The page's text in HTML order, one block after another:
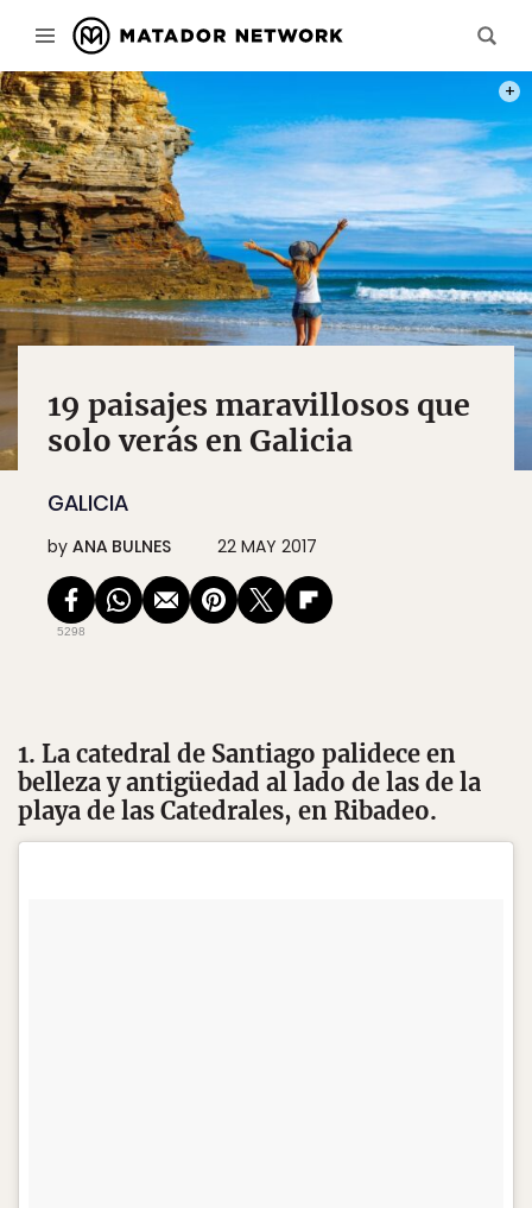
19 paisajes maravillosos que
solo verás en Galicia
GALICIA
by ANA BULNES 22 MAY 2017
5298
1. La catedral de Santiago palidece en
belleza y antigüedad al lado de las de la
playa de las Catedrales, en Ribadeo.